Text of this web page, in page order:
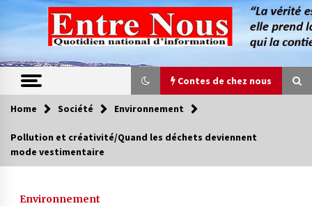
content
Contes de chez nous
Contes de chez nous
Home Société Environnement
Pollution et créativité/Quand les déchets deviennent
mode vestimentaire
Environnement